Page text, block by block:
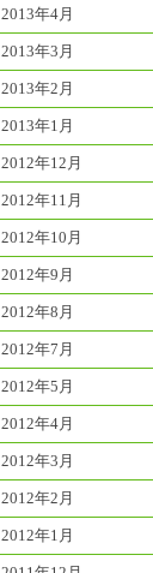
2013年4月
2013年3月
2013年2月
2013年1月
2012年12月
2012年11月
2012年10月
2012年9月
2012年8月
2012年7月
2012年5月
2012年4月
2012年3月
2012年2月
2012年1月